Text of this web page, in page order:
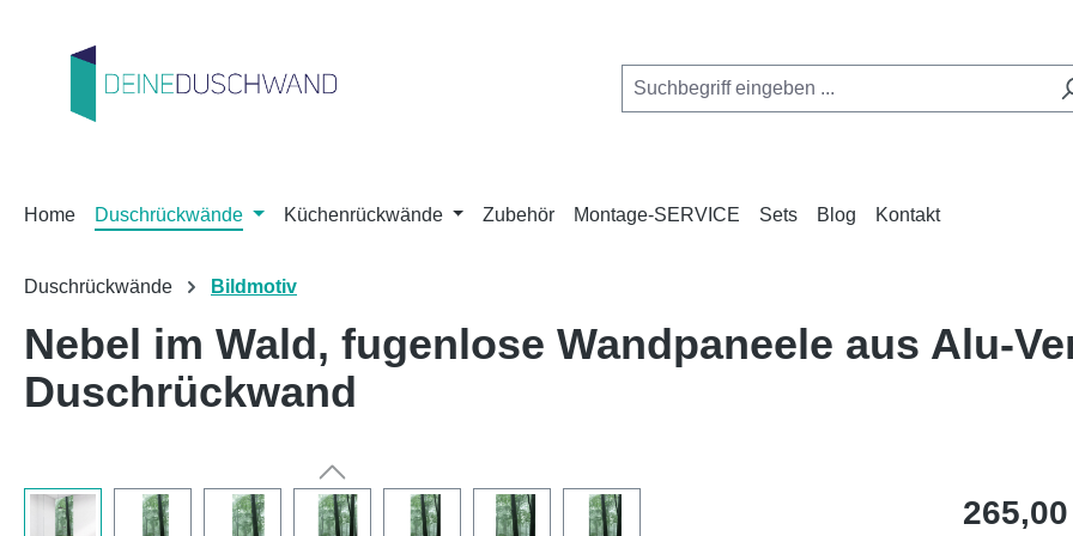
Home Duschrückwände Küchenrückwände Zubehör Montage-SERVICE Sets Blog Kontakt
Duschrückwände Bildmotiv
Nebel im Wald, fugenlose Wandpaneele aus Alu-
Duschrückwand
Regulärer